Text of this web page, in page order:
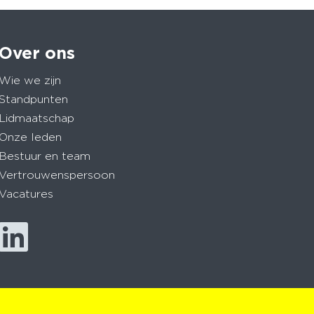
Over ons
Wie we zijn
Standpunten
Lidmaatschap
Onze leden
Bestuur en team
Vertrouwenspersoon
Vacatures